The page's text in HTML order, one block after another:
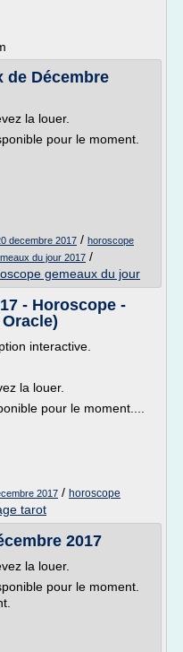
de Décembre
la louer.
pour le moment.
decembre 2017 / horoscope
du jour 2017 /
gemeaux du jour
- Horoscope -
interactive.
la louer.
pour le moment....
2017 / horoscope
tarot
2017
la louer.
pour le moment.